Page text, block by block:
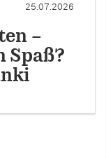
25.07.2026
–
Spaß?